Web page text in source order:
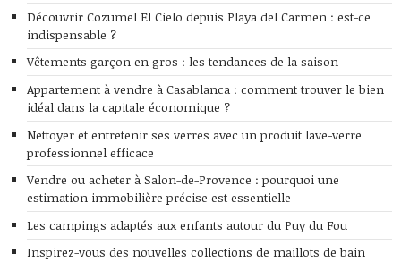
Découvrir Cozumel El Cielo depuis Playa del Carmen : est-ce
indispensable ?
Vêtements garçon en gros : les tendances de la saison
Appartement à vendre à Casablanca : comment trouver le bien
idéal dans la capitale économique ?
Nettoyer et entretenir ses verres avec un produit lave-verre
professionnel efficace
Vendre ou acheter à Salon-de-Provence : pourquoi une
estimation immobilière précise est essentielle
Les campings adaptés aux enfants autour du Puy du Fou
Inspirez-vous des nouvelles collections de maillots de bain